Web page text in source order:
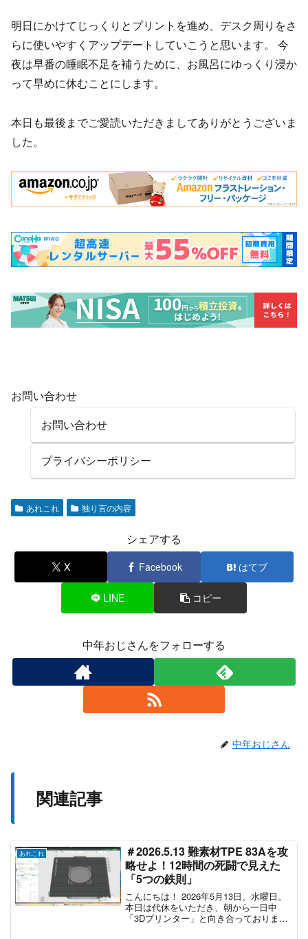
明日にかけてじっくりとプリントを進め、デスク周りをさ
らに使いやすくアップデートしていこうと思います。 今
夜は早番の睡眠不足を補うために、お風呂にゆっくり浸か
って早めに休むことにします。
本日も最後までご愛読いただきましてありがとうございま
した。
お問い合わせ
お問い合わせ
プライバシーポリシー
あれこれ 独り言の内容
シェアする
X Facebook はてブ
LINE コピー
中年おじさんをフォローする
中年おじさん
関連記事
あれこれ
＃2026.5.13 難素材TPE 83Aを攻
略せよ！12時間の死闘で見えた
「5つの鉄則」
こんにちは！ 2026年5月13日、水曜日。
本日は代休をいただき、朝から一日中
「3Dプリンター」と向き合っておりまし